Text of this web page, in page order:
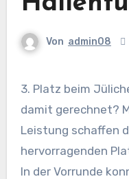
Von admin08
3. Platz beim Jülicher Hallenturnier, wer hätte
damit gerechnet?
Leistung schaffen
hervorragenden
In der Vorrunde